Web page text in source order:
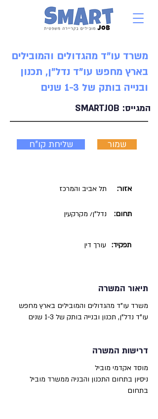
משרד עו"ד מהגדולים והמובילים
בארץ מחפש עו"ד נדל"ן, תכנון
ובנייה בותק של 1-3 שנים
SMARTJOB המגייס:
שליחת קו"ח שמור
תל אביב והמרכז אזור:
נדל"ן/ מקרקעין תחום:
עורך דין תפקיד:
תיאור המשרה
משרד עו"ד מהגדולים והמובילים בארץ מחפש
עו"ד נדל"ן, תכנון ובנייה בותק של 1-3 שנים
דרישות המשרה
מוסד אקדמי מוביל
ניסיון בתחום התכנון והבניה ממשרד מוביל
בתחום